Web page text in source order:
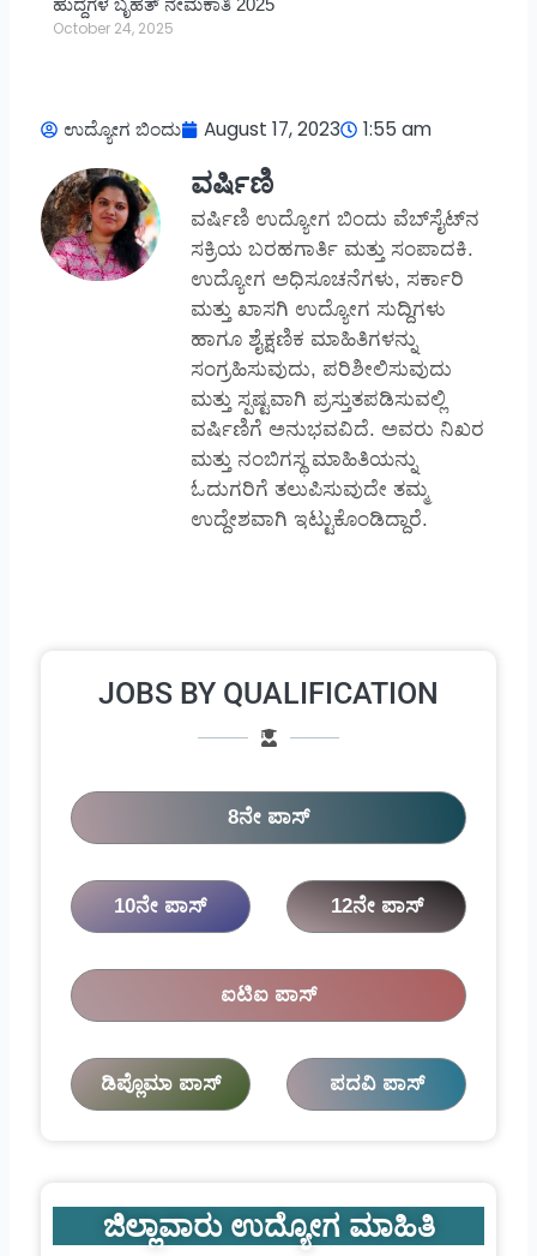
ಹುದ್ದೆಗಳ ಬೃಹತ್ ನೇಮಕಾತಿ 2025
October 24, 2025
ಉದ್ಯೋಗ ಬಿಂದು August 17, 2023 1:55 am
ವರ್ಷಿಣಿ
ವರ್ಷಿಣಿ ಉದ್ಯೋಗ ಬಿಂದು ವೆಬ್‌ಸೈಟ್‌ನ
ಸಕ್ರಿಯ ಬರಹಗಾರ್ತಿ ಮತ್ತು ಸಂಪಾದಕಿ.
ಉದ್ಯೋಗ ಅಧಿಸೂಚನೆಗಳು, ಸರ್ಕಾರಿ
ಮತ್ತು ಖಾಸಗಿ ಉದ್ಯೋಗ ಸುದ್ದಿಗಳು
ಹಾಗೂ ಶೈಕ್ಷಣಿಕ ಮಾಹಿತಿಗಳನ್ನು
ಸಂಗ್ರಹಿಸುವುದು, ಪರಿಶೀಲಿಸುವುದು
ಮತ್ತು ಸ್ಪಷ್ಟವಾಗಿ ಪ್ರಸ್ತುತಪಡಿಸುವಲ್ಲಿ
ವರ್ಷಿಣಿಗೆ ಅನುಭವವಿದೆ. ಅವರು ನಿಖರ
ಮತ್ತು ನಂಬಿಗಸ್ಥ ಮಾಹಿತಿಯನ್ನು
ಓದುಗರಿಗೆ ತಲುಪಿಸುವುದೇ ತಮ್ಮ
ಉದ್ದೇಶವಾಗಿ ಇಟ್ಟುಕೊಂಡಿದ್ದಾರೆ.
JOBS BY QUALIFICATION
8ನೇ ಪಾಸ್
10ನೇ ಪಾಸ್ 12ನೇ ಪಾಸ್
ಐಟಿಐ ಪಾಸ್
ಡಿಪ್ಲೊಮಾ ಪಾಸ್ ಪದವಿ ಪಾಸ್
ಜಿಲ್ಲಾವಾರು ಉದ್ಯೋಗ ಮಾಹಿತಿ